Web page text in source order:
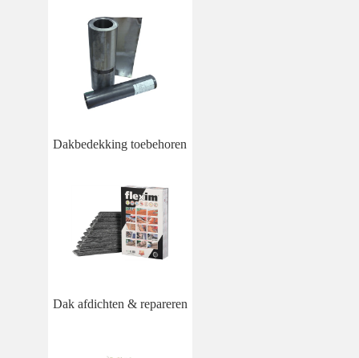
Dakbedekking toebehoren
Dak afdichten & repareren